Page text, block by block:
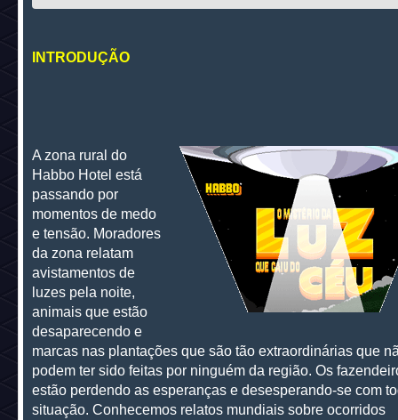
INTRODUÇÃO
A zona rural do
Habbo Hotel está
passando por
momentos de medo
e tensão. Moradores
da zona relatam
avistamentos de
luzes pela noite,
animais que estão
desaparecendo e
marcas nas plantações que são tão extraordinárias que
podem ter sido feitas por ninguém da região. Os
estão perdendo as esperanças e desesperando-se com
situação. Conhecemos relatos mundiais sobre ocorridos